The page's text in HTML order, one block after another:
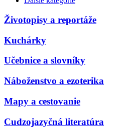
Životopisy a reportáže
Kuchárky
Učebnice a slovníky
Náboženstvo a ezoterika
Mapy a cestovanie
Cudzojazyčná literatúra